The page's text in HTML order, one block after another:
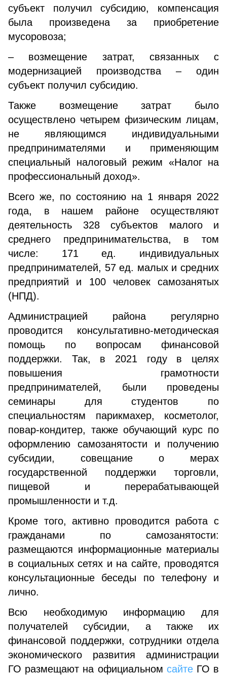
субъект получил субсидию, компенсация
была произведена за приобретение
мусоровоза;
– возмещение затрат, связанных с
модернизацией производства – один
субъект получил субсидию.
Также возмещение затрат было
осуществлено четырем физическим лицам,
не являющимся индивидуальными
предпринимателями и применяющим
специальный налоговый режим «Налог на
профессиональный доход».
Всего же, по состоянию на 1 января 2022
года, в нашем районе осуществляют
деятельность 328 субъектов малого и
среднего предпринимательства, в том
числе: 171 ед. индивидуальных
предпринимателей, 57 ед. малых и средних
предприятий и 100 человек самозанятых
(НПД).
Администрацией района регулярно
проводится консультативно-методическая
помощь по вопросам финансовой
поддержки. Так, в 2021 году в целях
повышения грамотности
предпринимателей, были проведены
семинары для студентов по
специальностям парикмахер, косметолог,
повар-кондитер, также обучающий курс по
оформлению самозанятости и получению
субсидии, совещание о мерах
государственной поддержки торговли,
пищевой и перерабатывающей
промышленности и т.д.
Кроме того, активно проводится работа с
гражданами по самозанятости:
размещаются информационные материалы
в социальных сетях и на сайте, проводятся
консультационные беседы по телефону и
лично.
Всю необходимую информацию для
получателей субсидии, а также их
финансовой поддержки, сотрудники отдела
экономического развития администрации
ГО размещают на официальном сайте ГО в